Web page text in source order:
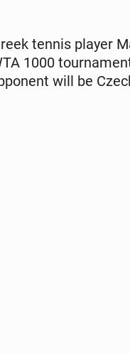
tennis player
1000
will be